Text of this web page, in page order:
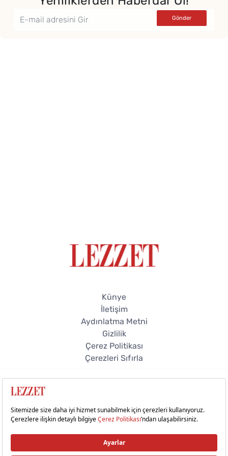
Künye
İletişim
Aydınlatma Metni
Gizlilik
Çerez Politikası
Çerezleri Sıfırla
© 2026 Lezzet Online. Tüm hakları saklıdır.